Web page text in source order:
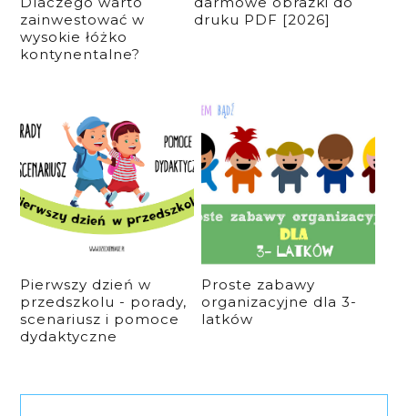
zainwestować w
wysokie łóżko
kontynentalne?
druku PDF [2026]
Pierwszy dzień w
przedszkolu - porady,
scenariusz i pomoce
dydaktyczne
Proste zabawy
organizacyjne dla 3-
latków